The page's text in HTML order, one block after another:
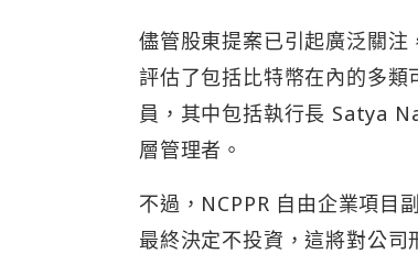
儘管股東提案已引起廣泛關
評估了包括比特幣在內的多
員，其中包括執行長 Satya
層管理者。
不過，NCPPR 自由企業項目
最終決定不投資，這將對公司